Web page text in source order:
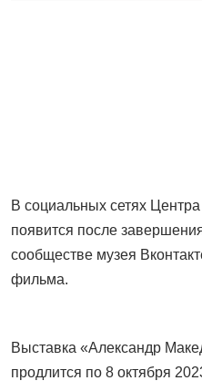
В социальных сетях
появится после
сообществе музея
фильма.
Выставка «Александр
продлится по 8 октября